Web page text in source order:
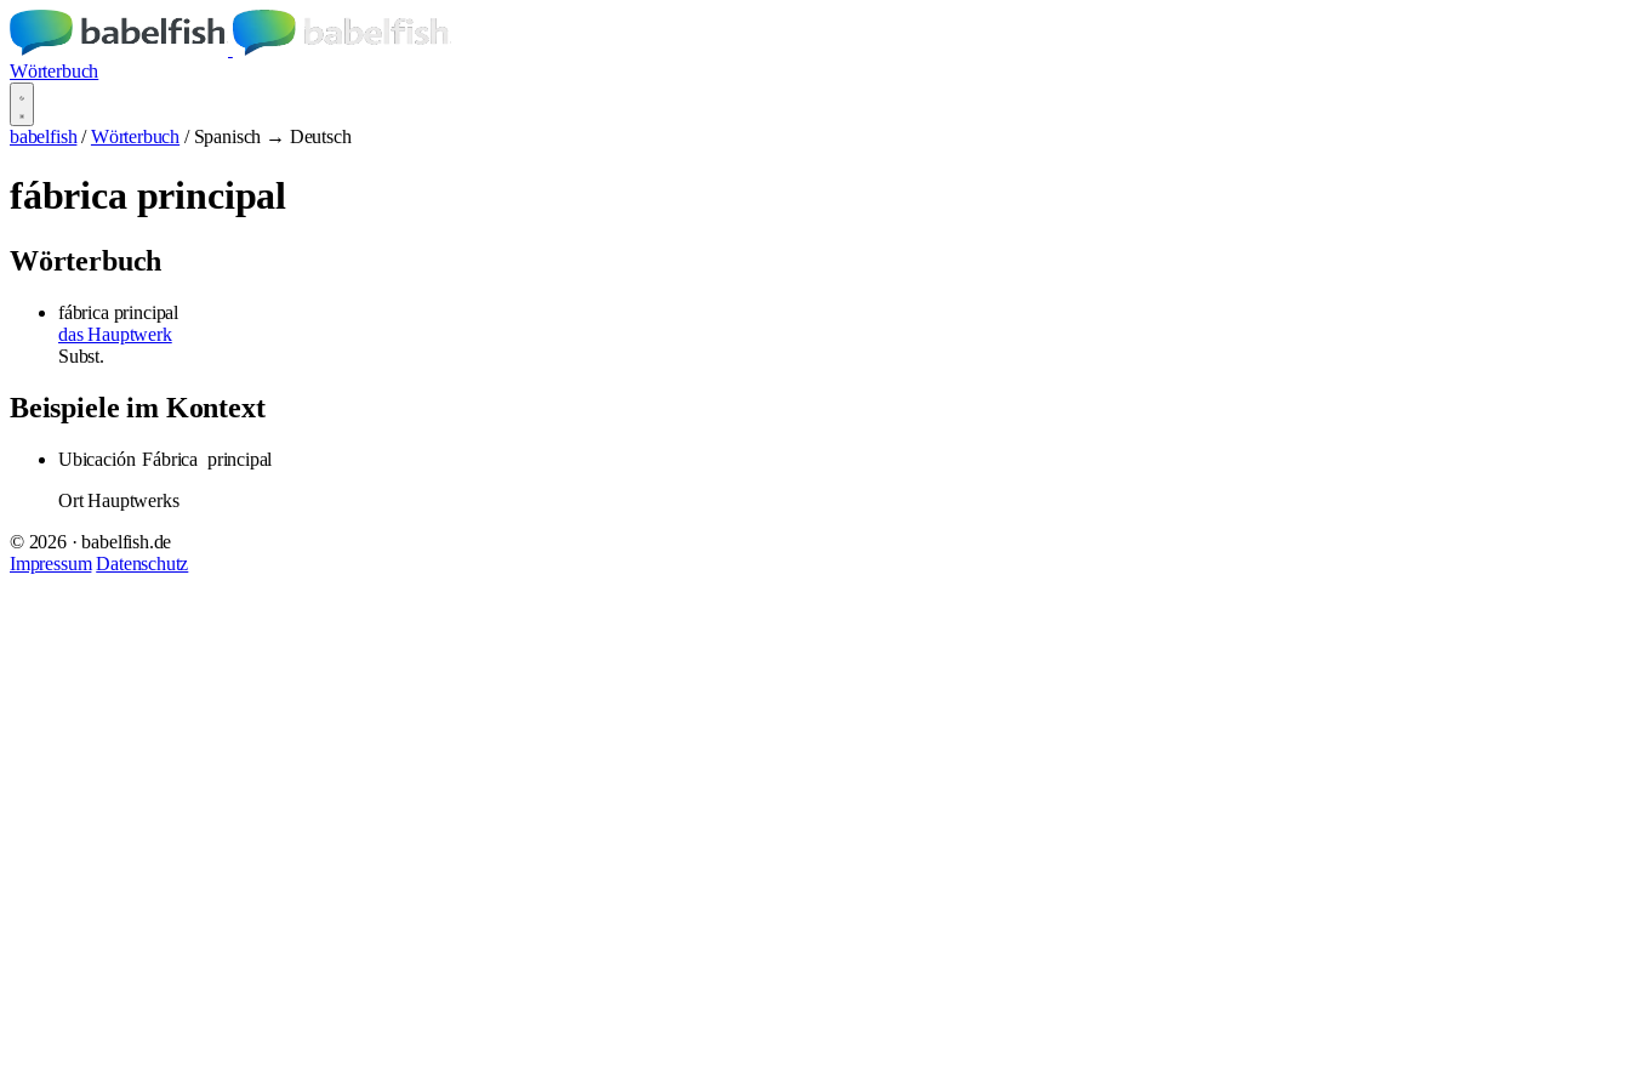
Wörterbuch
babelfish / Wörterbuch / Spanisch → Deutsch
fábrica principal
Wörterbuch
fábrica principal
das Hauptwerk
Subst.
Beispiele im Kontext
Ubicación Fábrica principal
Ort Hauptwerks
© 2026 · babelfish.de
Impressum Datenschutz